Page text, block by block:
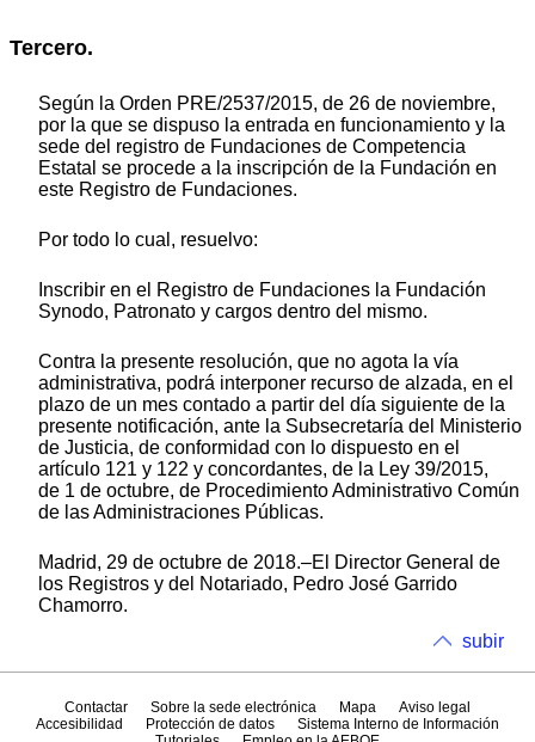
Tercero.
Según la Orden PRE/2537/2015, de 26 de noviembre,
por la que se dispuso la entrada en funcionamiento y la
sede del registro de Fundaciones de Competencia
Estatal se procede a la inscripción de la Fundación en
este Registro de Fundaciones.
Por todo lo cual, resuelvo:
Inscribir en el Registro de Fundaciones la Fundación
Synodo, Patronato y cargos dentro del mismo.
Contra la presente resolución, que no agota la vía
administrativa, podrá interponer recurso de alzada, en el
plazo de un mes contado a partir del día siguiente de la
presente notificación, ante la Subsecretaría del Ministerio
de Justicia, de conformidad con lo dispuesto en el
artículo 121 y 122 y concordantes, de la Ley 39/2015,
de 1 de octubre, de Procedimiento Administrativo Común
de las Administraciones Públicas.
Madrid, 29 de octubre de 2018.–El Director General de
los Registros y del Notariado, Pedro José Garrido
Chamorro.
subir
Contactar Sobre la sede electrónica Mapa
Aviso legal
Accesibilidad
Protección de datos
Sistema Interno de Información